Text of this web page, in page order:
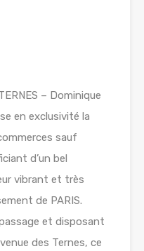
– Dominique
en exclusivité la
sauf
d’un bel
vibrant et très
de PARIS.
et disposant
des Ternes, ce